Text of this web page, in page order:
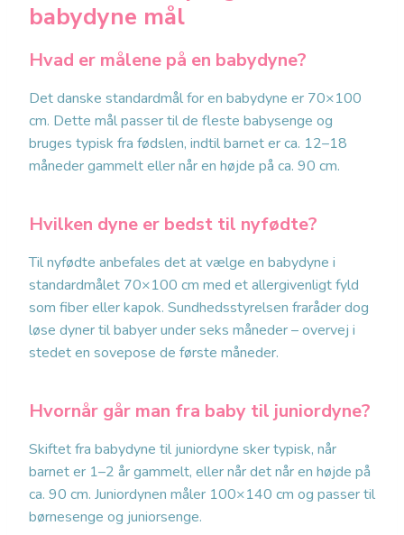
babydyne mål
Hvad er målene på en babydyne?
Det danske standardmål for en babydyne er 70×100
cm. Dette mål passer til de fleste babysenge og
bruges typisk fra fødslen, indtil barnet er ca. 12–18
måneder gammelt eller når en højde på ca. 90 cm.
Hvilken dyne er bedst til nyfødte?
Til nyfødte anbefales det at vælge en babydyne i
standardmålet 70×100 cm med et allergivenligt fyld
som fiber eller kapok. Sundhedsstyrelsen fraråder dog
løse dyner til babyer under seks måneder – overvej i
stedet en sovepose de første måneder.
Hvornår går man fra baby til juniordyne?
Skiftet fra babydyne til juniordyne sker typisk, når
barnet er 1–2 år gammelt, eller når det når en højde på
ca. 90 cm. Juniordynen måler 100×140 cm og passer til
børnesenge og juniorsenge.